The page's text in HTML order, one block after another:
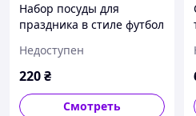
Набор посуды для
праздника в стиле футбол
Недоступен
220₴
Смотреть